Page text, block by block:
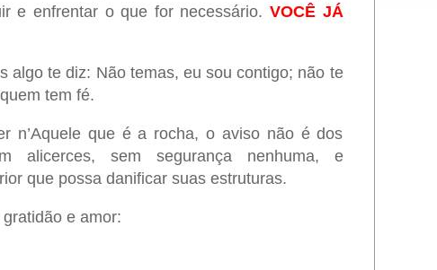
e enfrentar o que for necessário. VOCÊ JÁ
algo te diz: Não temas, eu sou contigo; não te
tem fé.
n’Aquele que é a rocha, o aviso não é dos
alicerces, sem segurança nenhuma, e
que possa danificar suas estruturas.
e amor: